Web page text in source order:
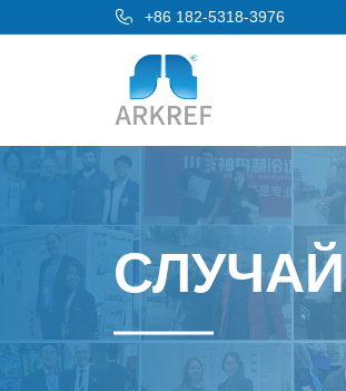
+86 182-5318-3976
СЛУЧАЙ